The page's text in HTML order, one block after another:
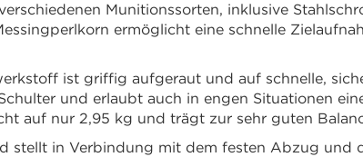
Munitionssorten, inklusive
ermöglicht eine schnelle
ist griffig aufgeraut und auf schnelle,
und erlaubt auch in engen Situationen
auf nur 2,95 kg und trägt zur sehr guten
stellt in Verbindung mit dem festen Abzug und